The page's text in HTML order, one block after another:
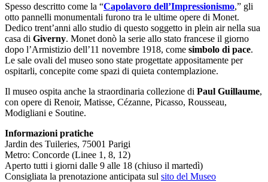
Spesso descritto come la “Capolavoro dell’Impressionismo,” gli
otto pannelli monumentali furono tra le ultime opere di Monet.
Dedico trent’anni allo studio di questo soggetto in plein air nella sua
casa di Giverny. Monet donò la serie allo stato francese il giorno
dopo l’Armistizio dell’11 novembre 1918, come simbolo di pace.
Le sale ovali del museo sono state progettate appositamente per
ospitarli, concepite come spazi di quieta contemplazione.
Il museo ospita anche la straordinaria collezione di Paul Guillaume,
con opere di Renoir, Matisse, Cézanne, Picasso, Rousseau,
Modigliani e Soutine.
Informazioni pratiche
Jardin des Tuileries, 75001 Parigi
Metro: Concorde (Linee 1, 8, 12)
Aperto tutti i giorni dalle 9 alle 18 (chiuso il martedì)
Consigliata la prenotazione anticipata sul sito del Museo